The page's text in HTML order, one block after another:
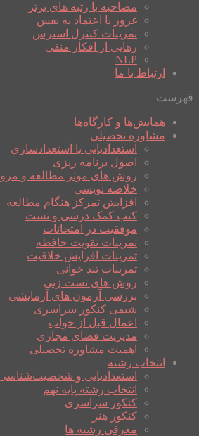
مصاحبه با رتبه های برتر
غرور یا اعتماد به نفس
تمرینات کنترل استرس
رهایی از افکار منفی
NLP
ارتباط با ما
فهرست
همایش‌ها و کارگاه‌ها
مشاوره تحصیلی
استعدادیابی یا استعدادسازی
اصول برنامه ریزی
روش های موثر مطالعه و
خلاصه نویسی
افزایش تمرکز هنگام مطالعه
کتب کمک درسی و تست
موفقیت در امتحانات
تمرینات تقویت حافظه
تمرینات افزایش خلاقیت
تمرینات تند خوانی
روش های تست زنی
بررسی آزمون های آزمایشی
شیمی کنکور سراسری
اعمال قبل از خواب
مدیریت فضای مجازی
اهمیت مشاوره تحصیلی
انتخاب رشته
استعدادیابی و
انتخاب رشته پایه نهم
کنکور سراسری
کنکور هنر
معرفی رشته ها